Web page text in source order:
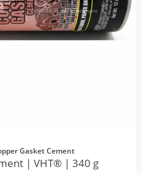
Gasket Cement
| VHT® | 340 g